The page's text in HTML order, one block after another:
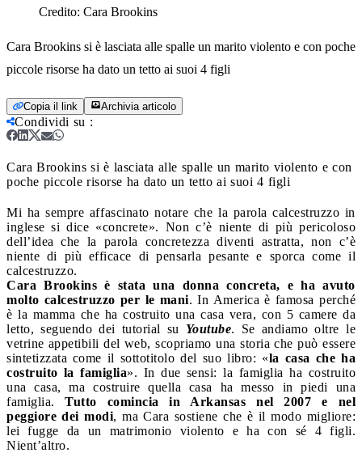
Credito: Cara Brookins
Cara Brookins si è lasciata alle spalle un marito violento e con poche
piccole risorse ha dato un tetto ai suoi 4 figli
Copia il link Archivia articolo
Condividi su :
Cara Brookins si è lasciata alle spalle un marito violento e con
poche piccole risorse ha dato un tetto ai suoi 4 figli
Mi ha sempre affascinato notare che la parola calcestruzzo in
inglese si dice «concrete». Non c’è niente di più pericoloso
dell’idea che la parola concretezza diventi astratta, non c’è
niente di più efficace di pensarla pesante e sporca come il
calcestruzzo.
Cara Brookins è stata una donna concreta, e ha avuto
molto calcestruzzo per le mani. In America è famosa perché
è la mamma che ha costruito una casa vera, con 5 camere da
letto, seguendo dei tutorial su Youtube. Se andiamo oltre le
vetrine appetibili del web, scopriamo una storia che può essere
sintetizzata come il sottotitolo del suo libro: «la casa che ha
costruito la famiglia». In due sensi: la famiglia ha costruito
una casa, ma costruire quella casa ha messo in piedi una
famiglia. Tutto comincia in Arkansas nel 2007 e nel
peggiore dei modi, ma Cara sostiene che è il modo migliore:
lei fugge da un matrimonio violento e ha con sé 4 figli.
Nient’altro.